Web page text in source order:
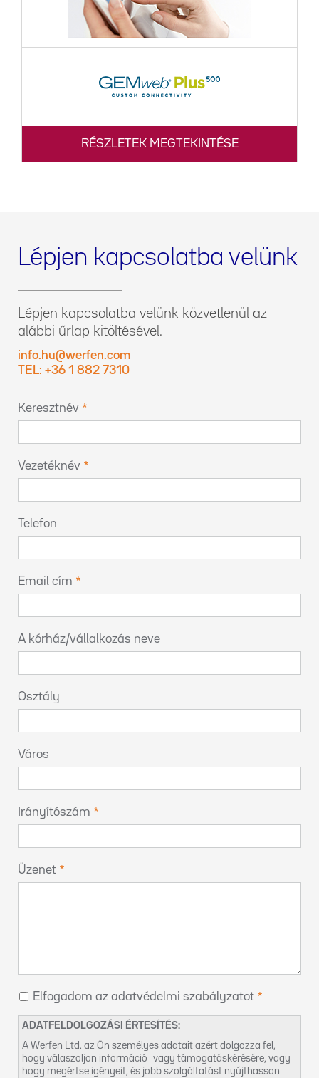
RÉSZLETEK MEGTEKINTÉSE
Lépjen kapcsolatba velünk
Lépjen kapcsolatba velünk közvetlenül az
alábbi űrlap kitöltésével.
info.hu@werfen.com
TEL: +36 1 882 7310
Keresztnév
Vezetéknév
Telefon
Email cím
A kórház/vállalkozás neve
Osztály
Város
Irányítószám
Üzenet
Elfogadom az adatvédelmi szabályzatot
ADATFELDOLGOZÁSI ÉRTESÍTÉS:
A Werfen Ltd. az Ön személyes adatait azért dolgozza fel,
hogy válaszoljon információ- vagy támogatáskérésére, vagy
hogy megértse igényeit, és jobb szolgáltatást nyújthasson